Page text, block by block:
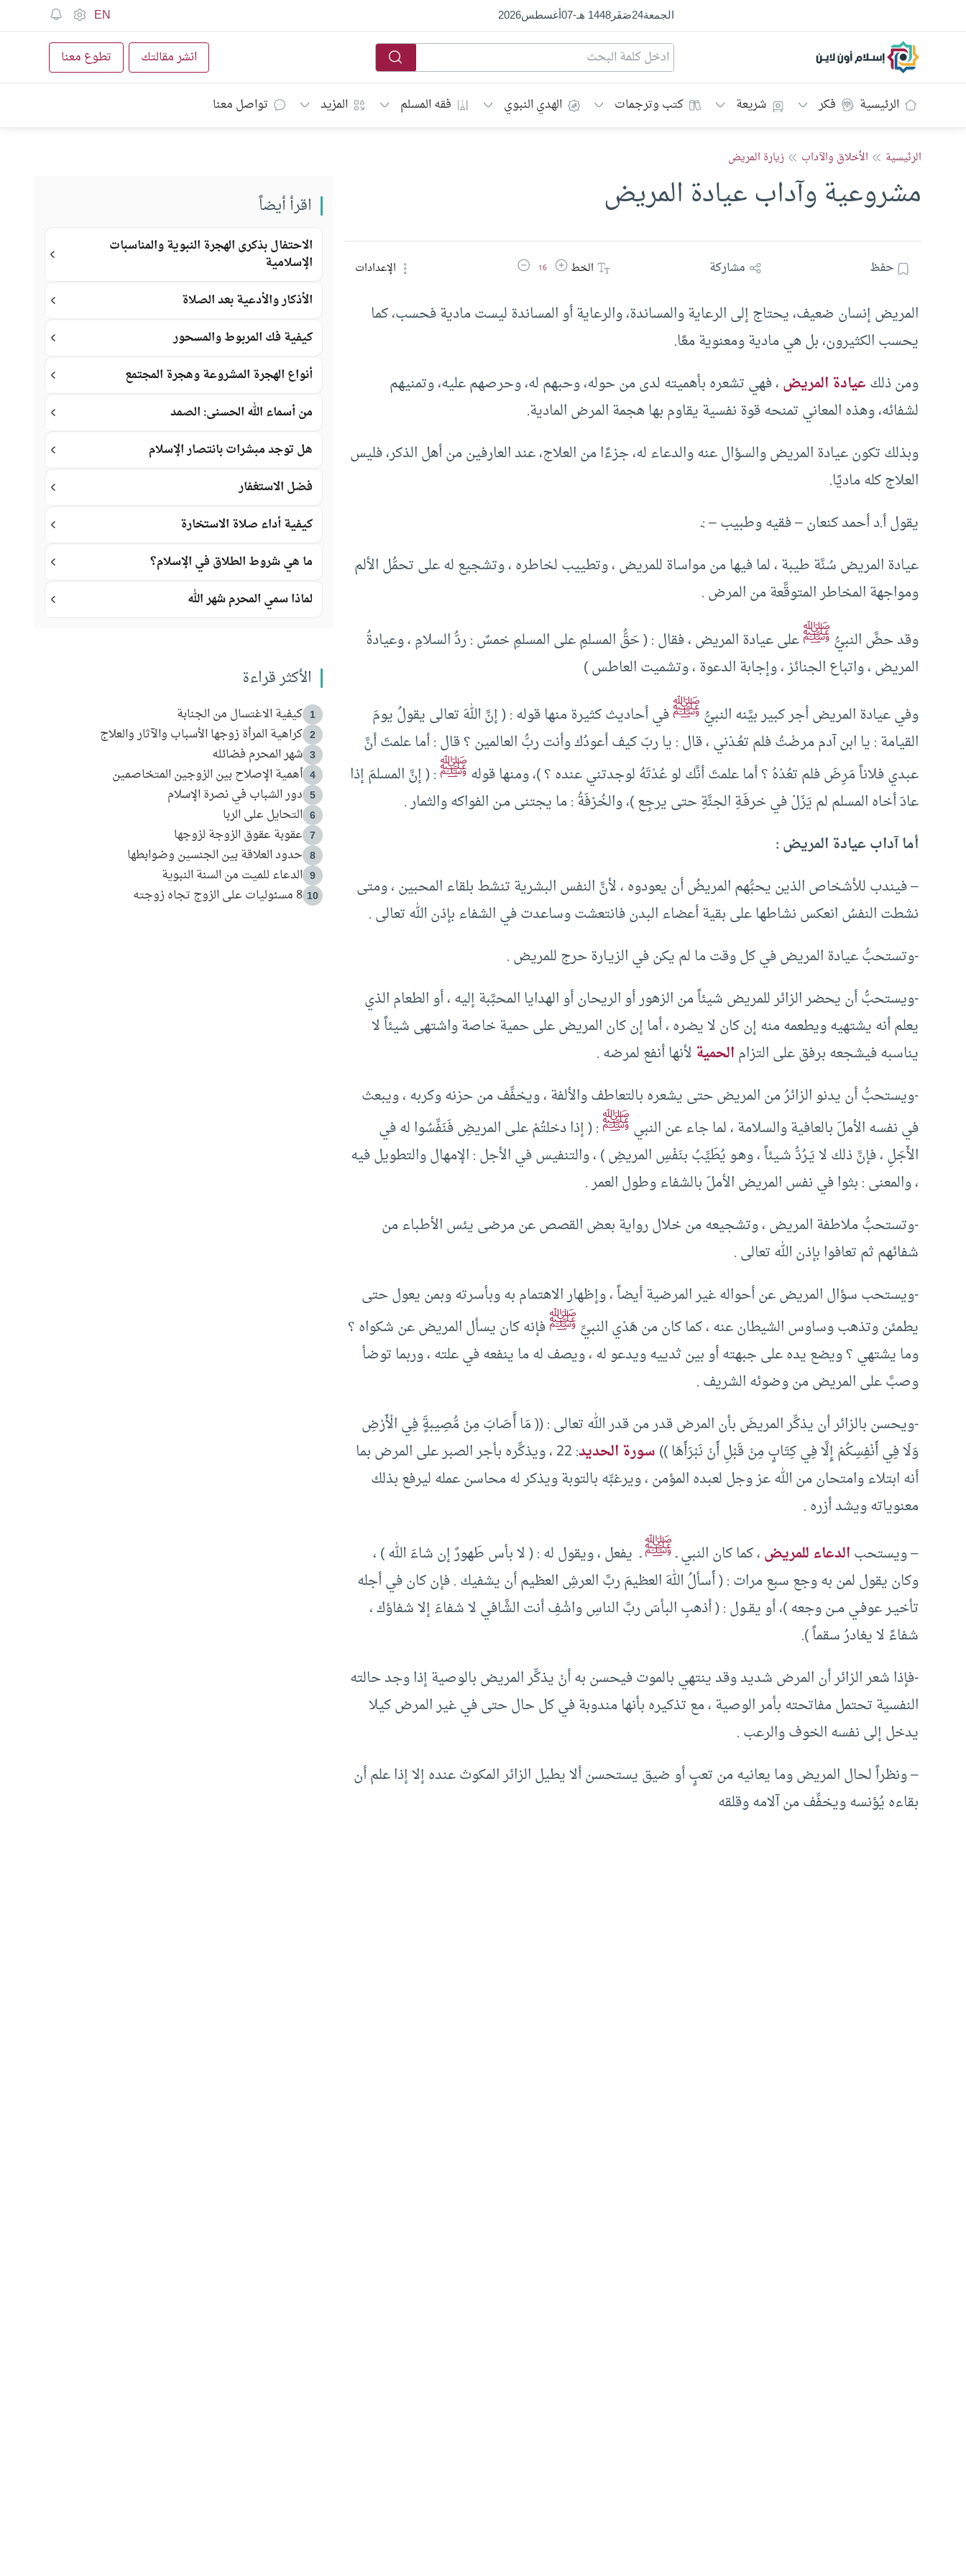
الجمعة24صَفَر1448 هـ -
07أغسطس2026
EN
إسلام أون لاين انشر مقالتك تطوع معنا
الرئيسية فكر شريعة كتب وترجمات الهدي النبوي فقه المسلم المزيد تواصل معنا
الرئيسية الأخلاق والآداب زيارة المريض
مشروعية وآداب عيادة المريض
حفظ مشاركة الخطزيادة حجم الخط
16 تقليل حجم الخط الإعدادات
المريض إنسان ضعيف، يحتاج إلى الرعاية والمساندة، والرعاية أو المساندة ليست مادية فحسب، كما
يحسب الكثيرون، بل هي مادية ومعنوية معًا.
ومن ذلكعيادة المريض، فهي تشعره بأهميته لدى من حوله، وحبهم له، وحرصهم عليه، وتمنيهم
لشفائه، وهذه المعاني تمنحه قوة نفسية يقاوم بها هجمة المرض المادية.
وبذلك تكون عيادة المريض والسؤال عنه والدعاء له، جزءًا من العلاج، عند العارفين من أهل الذكر، فليس
العلاج كله ماديًا.
يقول أ.د أحمد كنعان – فقيه وطبيب – :ـ
عيادة المريض سُنَّة طيبة ، لما فيها من مواساة للمريض ، وتطييب لخاطره ، وتشجيع له على تحمُّل الألم
ومواجهة المخاطر المتوقَّعة من المرض .
وقد حضَّ النبيُّﷺعلى عيادة المريض ، فقال : ( حَقُّ المسلمِ على المسلمِ خمسٌ : ردُّ السلامِ ، وعيادةُ
المريض ، واتباع الجنائز ، وإجابة الدعوة ، وتشميت العاطس )
وفي عيادة المريض أجر كبير بيَّنه النبيُّﷺفي أحاديث كثيرة منها قوله : ( إنَّ اللهَ تعالى يقولُ يومَ
القيامة : يا ابن آدم مرضْتُ فلم تعُـدْني ، قال : يا ربّ كيف أعودُك وأنت ربُّ العالمين ؟ قال : أما علمتَ أنَّ
عبدي فلاناً مَرِضَ فلم تعُدْهُ ؟ أما علمتَ أنَّك لو عُدْتَهُ لوجدتني عنده ؟ )، ومنها قولهﷺ: ( إنَّ المسلمَ إذا
عادَ أخاه المسلم لم يَزَلْ في خرفَـةِ الجنَّةِ حتى يرجِع )، والخُرْفَةُ : ما يجتنى مـن الفواكه والثمار .
أما آداب عيادة المريض :
– فيندب للأشخاص الذين يحبُّهم المريضُ أن يعودوه ، لأنَّ النفس البشرية تنشط بلقاء المحبين ، ومتى
نشطت النفسُ انعكس نشاطها على بقية أعضاء البدن فانتعشت وساعدت في الشفاء بإذن الله تعالى .
-وتستحبُّ عيادة المريض في كل وقت ما لم يكن في الزيـارة حرج للمريض .
-ويستحبُّ أن يحضر الزائر للمريض شيئاً من الزهور أو الريحان أو الهدايا المحبَّبة إليه ، أو الطعام الذي
يعلم أنه يشتهيه ويطعمه منه إن كان لا يضره ، أما إن كان المريض على حمية خاصة واشتهى شيئاً لا
يناسبه فيشجعه برفق على التزامالحميةلأنها أنفع لمرضه .
-ويستحبُّ أن يدنو الزائرُ من المريض حتى يشعره بالتعاطف والألفة ، ويخفِّف من حزنه وكربه ، ويبعث
في نفسه الأملَ بالعافية والسلامة ، لما جاء عن النبيﷺ: ( إذا دخلتُمْ علـى المريضِ فَنَفِّسُوا له في
الأَجَلِ ، فإنَّ ذلك لا يَـرُدُّ شـيئاً ، وهـو يُطَيِّبُ بنَفْسِ المريضِ ) ، والتنفيس في الأجل : الإمهال والتطويل فيه
، والمعنى : بثوا في نفس المريض الأملَ بالشفاء وطول العمر .
-وتستحبُّ ملاطفة المريض ، وتشجيعه من خلال رواية بعض القصص عن مرضى يئس الأطباء من
شفائهم ثم تعافوا بإذن الله تعالى .
-ويستحب سؤال المريض عن أحواله غير المرضية أيضاً ، وإظهار الاهتمام به وبأسرته وبمن يعول حتى
يطمئن وتذهب وساوس الشيطان عنه ، كما كان من هَدْي النبيِّﷺفإنه كان يسأل المريض عن شكواه ؟
وما يشتهي ؟ ويضع يده على جبهته أو بين ثدييه ويدعو له ، ويصف له ما ينفعه في علته ، وربما توضأ
وصبَّ على المريض من وضوئه الشريف .
-ويحسن بالزائر أن يذكِّر المريضَ بأن المرض قدر من قدر الله تعالى : (( مَا أََصَابَ مِنْ مُّصِيبةٍَ فِي الْأَرْضِ
وَلَا فِي أَنْفِسِكُمْ إِلَّا فِي كِتَابٍ مِنْ قَبْلِ أَنْ نَبْرَأَهَا ))سورة الحديد
: 22 ، ويذكِّره بأجر الصبر على المرض بما
أنه ابتلاء وامتحان من الله عز وجل لعبده المؤمن ، ويرغبِّه بالتوبة ويذكر له محاسن عمله ليرفع بذلك
معنوياته ويشد أزره .
– ويستحبالدعاء للمريض، كما كان النبي ـﷺـ يفعل ، ويقول له : ( لا بأس طَهورٌ إن شاءَ الله ) ،
وكان يقول لمن به وجع سبع مرات : ( أَسألُ اللهَ العظيمَ ربَّ العرشِ العظيم أن يشفيك . فإن كان في أجله
تأخيـر عوفـي مــن وجعه )، أو يقــول : ( أذهبِ البأسَ ربَّ الناسِ واشْفِ أنت الشَّافي لا شفاءَ إلا شفاؤك ،
شفاءً لا يغادرُ سقماً ).
-فإذا شعر الزائر أن المرض شديد وقد ينتهي بالموت فيحسن به أنْ يذكِّر المريض بالوصية إذا وجد حالته
النفسية تحتمل مفاتحته بأمر الوصية ، مع تذكيره بأنها مندوبة في كل حال حتى في غير المرض كيلا
يدخل إلى نفسه الخوف والرعب .
– ونظراً لحال المريض وما يعانيه من تعبٍ أو ضيق يستحسن ألا يطيل الزائر المكوث عنده إلا إذا علم أن
بقاءه يُؤنسه ويخفِّف من آلامه وقلقه
اقرأ أيضاً
الاحتفال بذكرى الهجرة النبوية والمناسبات
الإسلامية
الأذكار والأدعية بعد الصلاة
كيفية فك المربوط والمسحور
أنواع الهجرة المشروعة وهجرة المجتمع
من أسماء الله الحسنى: الصمد
هل توجد مبشرات بانتصار الإسلام
فضل الاستغفار
كيفية أداء صلاة الاستخارة
ما هي شروط الطلاق في الإسلام؟
لماذا سمي المحرم شهر الله
الأكثر قراءة
1 كيفية الاغتسال من الجنابة
2 كراهية المرأة زوجها الأسباب والآثار والعلاج
3 شهر المحرم فضائله
4 أهمية الإصلاح بين الزوجين المتخاصمين
5 دور الشباب في نصرة الإسلام
6 التحايل على الربا
7 عقوبة عقوق الزوجة لزوجها
8 حدود العلاقة بين الجنسين وضوابطها
9 الدعاء للميت من السنة النبوية
10 8 مسئوليات على الزوج تجاه زوجته